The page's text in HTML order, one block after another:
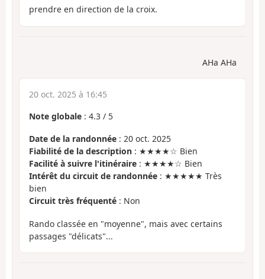
prendre en direction de la croix.
AHa AHa
20 oct. 2025 à 16:45
Note globale : 4.3 / 5
Date de la randonnée : 20 oct. 2025
Fiabilité de la description : ★★★★☆ Bien
Facilité à suivre l'itinéraire : ★★★★☆ Bien
Intérêt du circuit de randonnée : ★★★★★ Très
bien
Circuit très fréquenté : Non
Rando classée en "moyenne", mais avec certains
passages "délicats"...